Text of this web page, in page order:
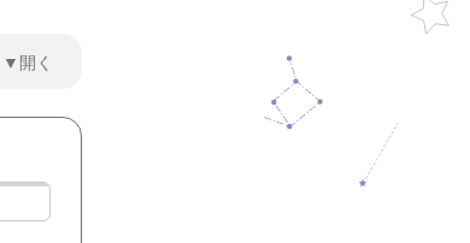
▼開く